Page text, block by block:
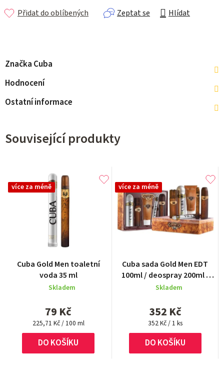
Zeptat se Hlídat
Přidat do oblíbených
Značka Cuba
Hodnocení
Ostatní informace
Související produkty
více za méně
Cuba Gold Men toaletní
voda 35 ml
Skladem
79 Kč
Měrná
cena:
225,71 Kč / 100 ml
DO KOŠÍKU
více za méně
Cuba sada Gold Men EDT
100ml / deospray 200ml /
as.100ml / EDT 35ml
Skladem
352 Kč
Měrná
cena:
352 Kč / 1 ks
DO KOŠÍKU